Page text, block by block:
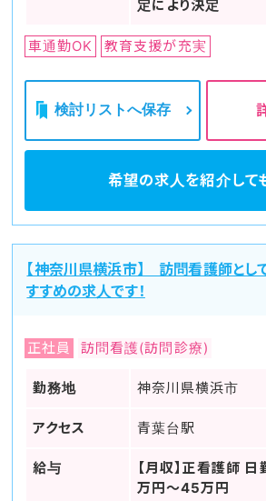
定により決定
車通勤OK 教育支援が充実
検討リストへ保存
希望の求人を紹介して
【神奈川県横浜市】 訪問看護師とし
すすめの求人です！
正社員 訪問看護(訪問診療)
勤務地 神奈川県横浜市
アクセス 青葉台駅
給与
【月収】正看護師
万円～45万円